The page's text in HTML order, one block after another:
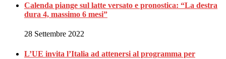
Calenda piange sul latte versato e pronostica: “La destra
dura 4, massimo 6 mesi”
28 Settembre 2022
L’UE invita l’Italia ad attenersi al programma per